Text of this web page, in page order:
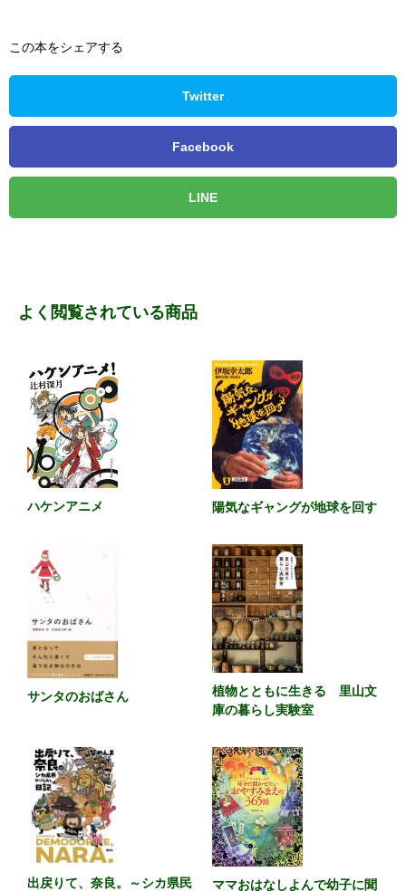
この本をシェアする
Twitter
Facebook
LINE
よく閲覧されている商品
ハケンアニメ 陽気なギャングが地球を回す
サンタのおばさん
植物とともに生きる 里山文
庫の暮らし実験室
出戻りて、奈良。～シカ県民 ママおはなしよんで幼子に聞